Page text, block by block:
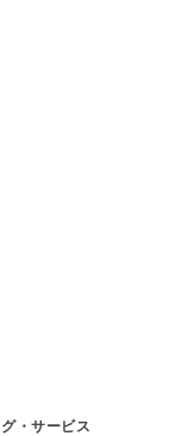
・サービス